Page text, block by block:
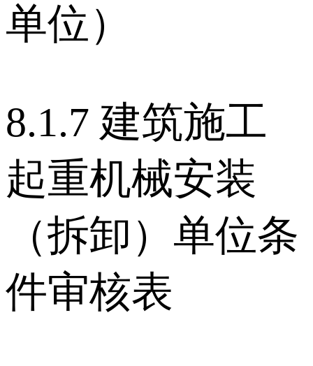
单位）
8.1.7 建筑施工
起重机械安装
（拆卸）单位条
件审核表